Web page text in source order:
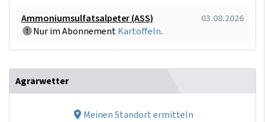
Ammoniumsulfatsalpeter (ASS)
03.08.2026
Nur im AbonnementKartoffeln.
Agrarwetter
Meinen Standort ermitteln